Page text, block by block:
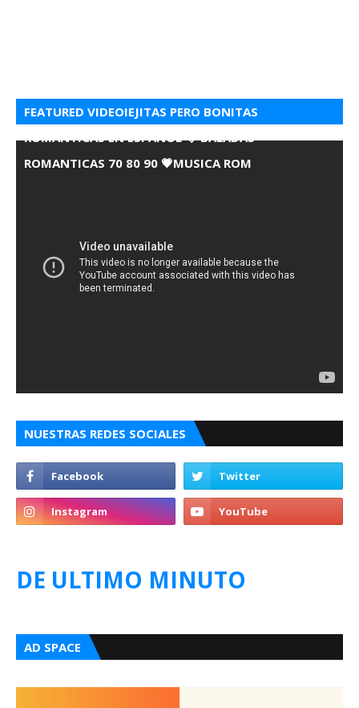
FEATURED VIDEOIEJITAS PERO BONITAS
ROMANTICAS EN ESPANOL 💘 BALADAS
ROMANTICAS 70 80 90 💗MUSICA ROM
NUESTRAS REDES SOCIALES
DE ULTIMO MINUTO
AD SPACE